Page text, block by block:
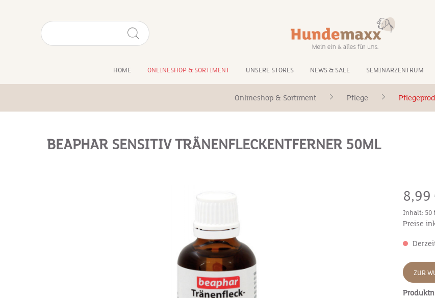
HOME ONLINESHOP & SORTIMENT UNSERE STORES NEWS & SALE SEMINARZENTRUM
Onlineshop & Sortiment Pflege
BEAPHAR SENSITIV TRÄNENFLECKENTFERNER 50ML
8,99
Inhalt: 50
Preise
ZUR